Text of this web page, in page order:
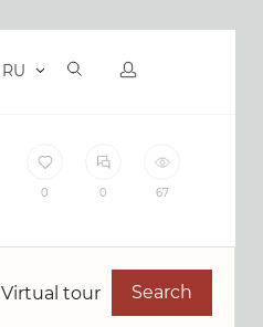
RU
0 0 67
Virtual tour Search